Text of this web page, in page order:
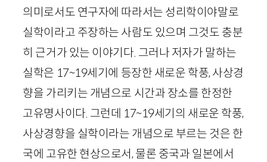
의미로서도 연구자에 따라서는 성리학이야말로
실학이라고 주장하는 사람도 있으며 그것도 충분
히 근거가 있는 이야기다. 그러나 저자가 말하는
실학은 17~19세기에 등장한 새로운 학풍, 사상경
향을 가리키는 개념으로 시간과 장소를 한정한
고유명사이다. 그런데 17~19세기의 새로운 학풍,
사상경향을 실학이라는 개념으로 부르는 것은 한
국에 고유한 현상으로서, 물론 중국과 일본에서